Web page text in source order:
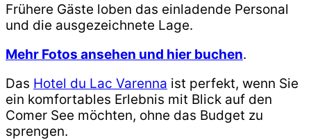
Frühere Gäste loben das einladende Personal
und die ausgezeichnete Lage.
Mehr Fotos ansehen und hier buchen.
Das Hotel du Lac Varenna ist perfekt, wenn Sie
ein komfortables Erlebnis mit Blick auf den
Comer See möchten, ohne das Budget zu
sprengen.